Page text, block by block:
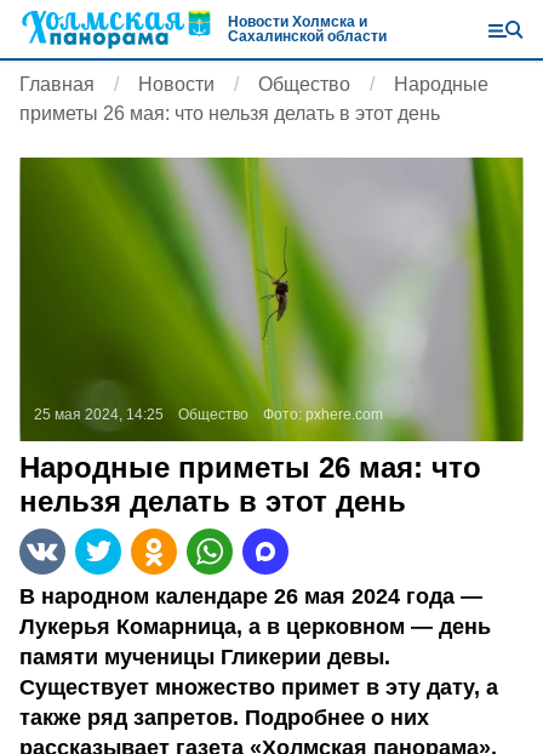
Новости Холмска и
Сахалинской области
Главная Новости Общество
Народные
приметы 26 мая: что нельзя делать в этот день
25 мая 2024, 14:25 Общество Фото:pxhere.com
Народные приметы 26 мая: что
нельзя делать в этот день
В народном календаре 26 мая 2024 года —
Лукерья Комарница, а в церковном — день
памяти мученицы Гликерии девы.
Существует множество примет в эту дату, а
также ряд запретов. Подробнее о них
рассказывает газета «Холмская панорама».